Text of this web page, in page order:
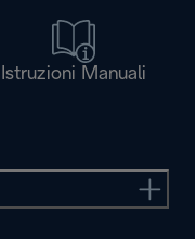
Istruzioni Manuali